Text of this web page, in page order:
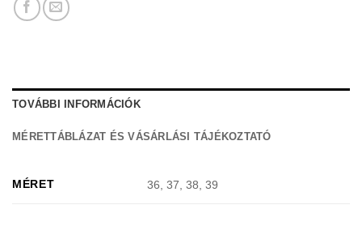
TOVÁBBI INFORMÁCIÓK
MÉRETTÁBLÁZAT ÉS VÁSÁRLÁSI TÁJÉKOZTATÓ
MÉRET 36, 37, 38, 39